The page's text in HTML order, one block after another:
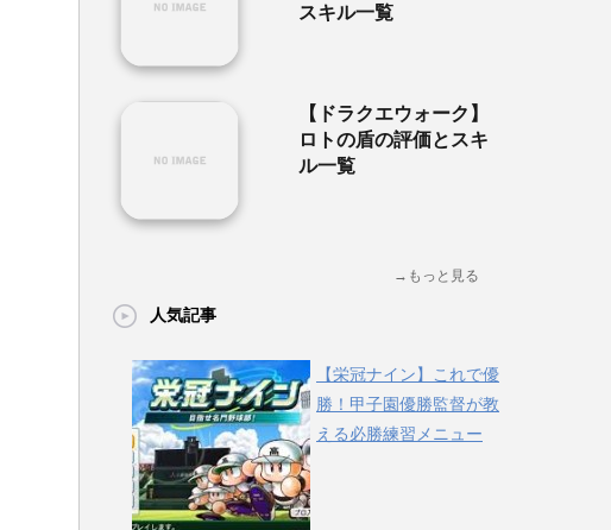
スキル一覧
【ドラクエウォーク】
ロトの盾の評価とスキ
ル一覧
→もっと見る
人気記事
【栄冠ナイン】これで優
勝！甲子園優勝監督が教
える必勝練習メニュー